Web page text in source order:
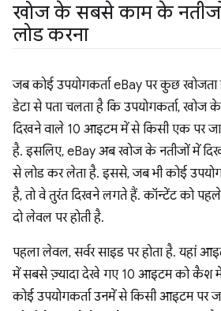
खोज के सबसे काम के
लोड करना
जब कोई उपयोगकर्ता eBay पर कुछ
डेटा से पता चलता है कि उपयोगकर्ता, खोज
दिखने वाले 10 आइटम में से किसी एक पर जाने
है. इसलिए, eBay अब खोज के नतीजों में
से लोड कर लेता है. इससे, जब भी कोई
है, तो वे तुरंत दिखने लगते हैं. कॉन्टेंट को
दो लेवल पर होती है.
पहला लेवल, सर्वर साइड पर होता है. यहां
में सबसे ज़्यादा देखे गए 10 आइटम को कैश
कोई उपयोगकर्ता उनमें से किसी आइटम पर